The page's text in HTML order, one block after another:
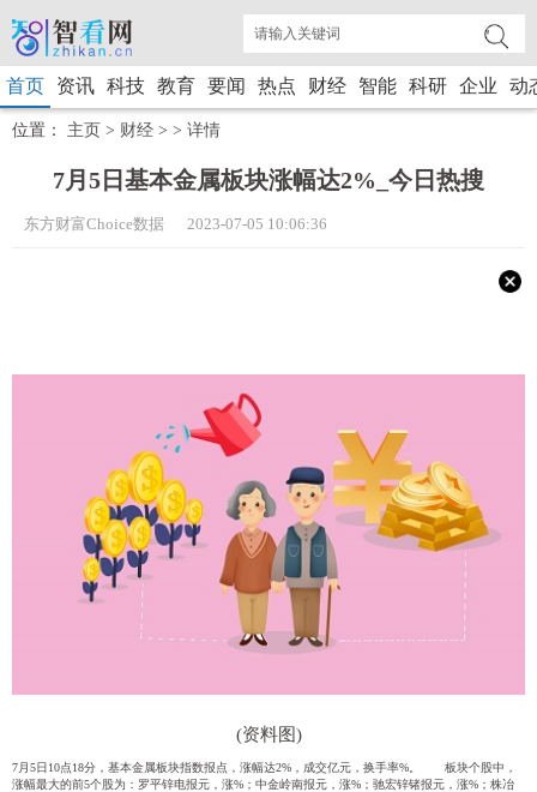
首页 资讯 科技 教育 要闻 热点 财经 智能 科研 企业 动
位置： 主页 > 财经 > > 详情
7月5日基本金属板块涨幅达2%_今日热搜
东方财富Choice数据 2023-07-05 10:06:36
(资料图)
7月5日10点18分，基本金属板块指数报点，涨幅达2%，成交亿元，换手率%。 板块个股中，
涨幅最大的前5个股为：罗平锌电报元，涨%；中金岭南报元，涨%；驰宏锌锗报元，涨%；株冶